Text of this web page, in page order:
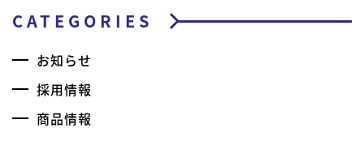
CATEGORIES
お知らせ
採用情報
商品情報